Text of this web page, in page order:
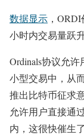
数据显示 ，
小时内交易量跃
Ordinals协议允
小型交易中，从
推出比特币征求
允许用户直接通
内，这很快催生